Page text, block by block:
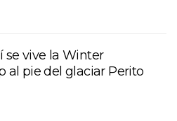
se vive la Winter
al pie del glaciar Perito